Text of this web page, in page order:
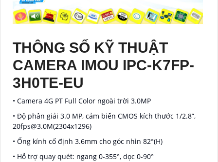
THÔNG SỐ KỸ THUẬT
CAMERA IMOU IPC-K7FP-
3H0TE-EU
• Camera 4G PT Full Color ngoài trời 3.0MP
• Độ phân giải 3.0 MP, cảm biến CMOS kích thước 1/2.8”,
20fps@3.0M(2304x1296)
• Ống kính cố định 3.6mm cho góc nhìn 82°(H)
• Hỗ trợ quay quét: ngang 0-355°, dọc 0-90°